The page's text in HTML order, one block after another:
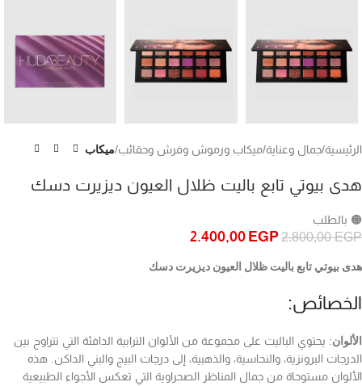
الرئيسية جمال وعناية ميكاب ورموش وفرش وحقائب ميكاب
هدى بيوتي تابع باليت ظلال العيون ديزيرت دسك
🟠 بالطلب
2.800,00EGP
2.400,00 EGP
هدى بيوتي تابع باليت ظلال العيون ديزيرت دسك
الخصائص:
الألوان: يحتوي الباليت على مجموعة من الألوان الترابية الدافئة التي تتراوح بين
الدرجات البرونزية، والنحاسية، والذهبية، إلى درجات البيج والبني الداكن. هذه
الألوان مستوحاة من جمال المناظر الصحراوية التي تعكس الأجواء الطبيعية